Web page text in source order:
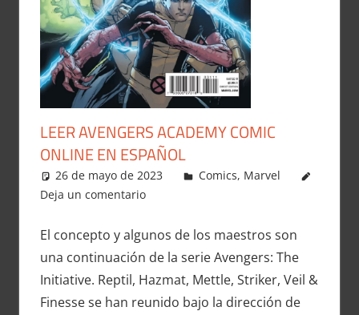
LEER AVENGERS ACADEMY COMIC
ONLINE EN ESPAÑOL
26 de mayo de 2023 Carlitox Banana
Comics, Marvel
Deja un comentario
El concepto y algunos de los maestros son
una continuación de la serie Avengers: The
Initiative. Reptil, Hazmat, Mettle, Striker, Veil &
Finesse se han reunido bajo la dirección de